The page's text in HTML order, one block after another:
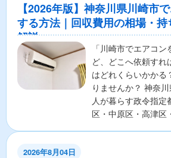
【2026年版】神奈川県川崎市
する方法｜回収費用の相場・
解説
「川崎市でエアコ
ど、どこへ依頼すれ
はどれくらいかかる
りませんか？ 神奈
人が暮らす政令指
区・中原区・高津区
2026年8月04日